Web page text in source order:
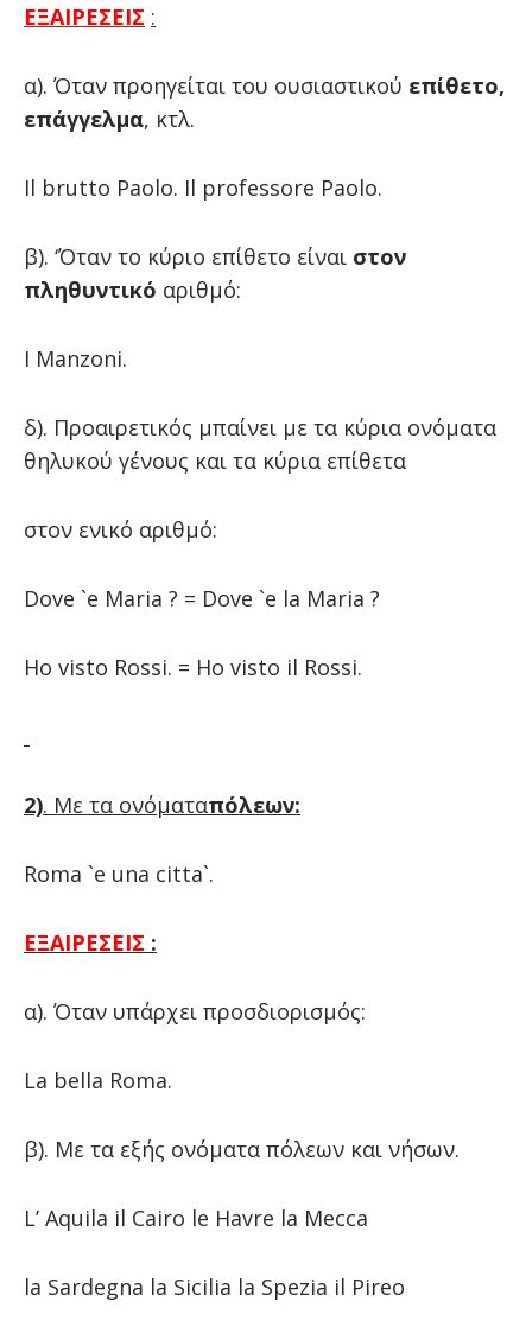
ΕΞΑΙΡΕΣΕΙΣ :
α). Όταν προηγείται του ουσιαστικού επίθετο,
επάγγελμα, κτλ.
Il brutto Paolo. Il professore Paolo.
β). ‘Όταν το κύριο επίθετο είναι στον
πληθυντικό αριθμό:
I Manzoni.
δ). Προαιρετικός μπαίνει με τα κύρια ονόματα
θηλυκού γένους και τα κύρια επίθετα
στον ενικό αριθμό:
Dove `e Maria ? = Dove `e la Maria ?
Ho visto Rossi. = Ho visto il Rossi.
2). Μεταονόματαπόλεων:
Roma `e una citta`.
ΕΞΑΙΡΕΣΕΙΣ :
α). Όταν υπάρχει προσδιορισμός:
La bella Roma.
β). Με τα εξής ονόματα πόλεων και νήσων.
L’ Aquila il Cairo le Havre la Mecca
la Sardegna la Sicilia la Spezia il Pireo